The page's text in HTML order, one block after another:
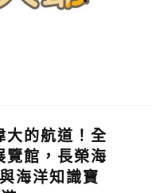
大的航道！全
覽館，長榮海
海洋知識寶